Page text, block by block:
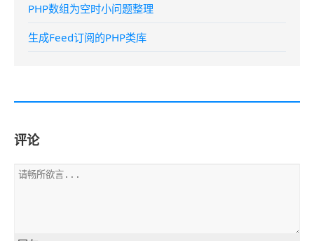
PHP数组为空时小问题整理
生成Feed订阅的PHP类库
评论